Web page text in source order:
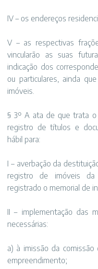
IV – os endereços
V – as respectivas
vincularão as suas
indicação dos
ou particulares, ainda
imóveis.
§ 3º A ata de que trata
registro de títulos e
hábil para:
I – averbação da
registro de imóveis da
registrado o memorial de
II – implementação das
necessárias:
a) à imissão da
empreendimento;